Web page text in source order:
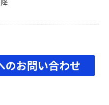
のお問い合わせ